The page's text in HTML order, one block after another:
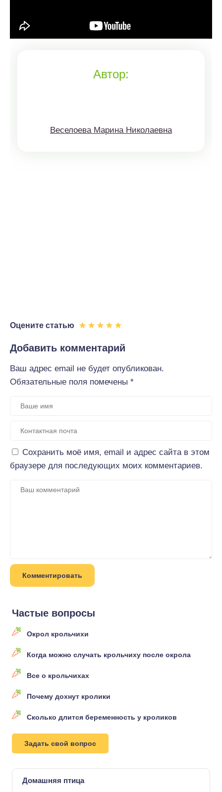
Автор:
Веселоева Марина Николаевна
Оцените статью
Добавить комментарий
Ваш адрес email не будет опубликован.
Обязательные поля помечены *
Сохранить моё имя, email и адрес сайта в этом
браузере для последующих моих комментариев.
Частые вопросы
Окрол крольчихи
Когда можно случать крольчиху после окрола
Все о крольчихах
Почему дохнут кролики
Сколько длится беременность у кроликов
Задать свой вопрос
Домашняя птица